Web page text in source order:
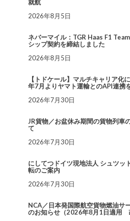
就航
2026年8月5日
ネバーマイル：TGR Haas F1
シップ契約を締結しました
2026年8月5日
【トドケール】マルチキャリア化
年7月よりヤマト運輸とのAPI連携
2026年7月30日
JR貨物／お盆休み期間の貨物列車
て
2026年7月30日
にしてつドイツ現地法人 シュツッ
転のご案内
2026年7月30日
NCA／日本発国際航空貨物燃油サ
のお知らせ（2026年8月1日適用